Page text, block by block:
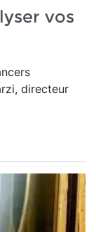
vos
directeur